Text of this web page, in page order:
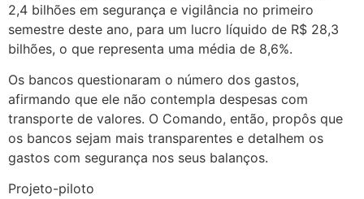
2,4 bilhões em segurança e vigilância no primeiro
semestre deste ano, para um lucro líquido de R$ 28,3
bilhões, o que representa uma média de 8,6%.
Os bancos questionaram o número dos gastos,
afirmando que ele não contempla despesas com
transporte de valores. O Comando, então, propôs que
os bancos sejam mais transparentes e detalhem os
gastos com segurança nos seus balanços.
Projeto-piloto